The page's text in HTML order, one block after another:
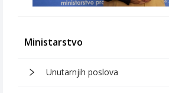
Ministarstvo
Unutarnjih poslova